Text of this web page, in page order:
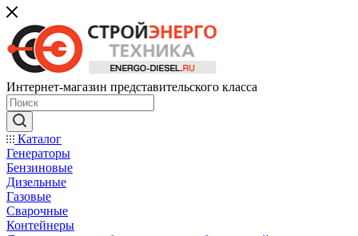
Интернет-магазин представительского класса
Каталог
Генераторы
Бензиновые
Дизельные
Газовые
Сварочные
Контейнеры